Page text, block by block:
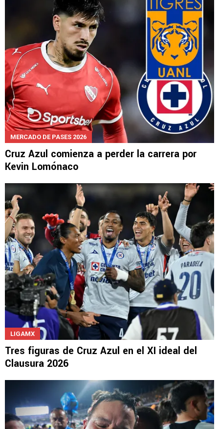
MERCADO DE PASES 2026
Cruz Azul comienza a perder la carrera por
Kevin Lomónaco
LIGAMX
Tres figuras de Cruz Azul en el XI ideal del
Clausura 2026